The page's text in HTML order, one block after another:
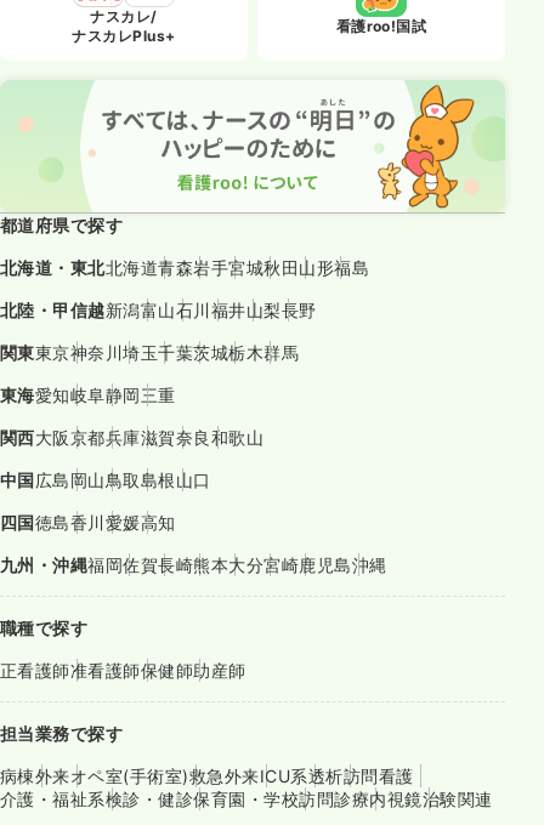
ナスカレ/
ナスカレPlus+
看護roo!国試
都道府県で探す
北海道・東北北海道青森岩手宮城秋田山形福島
北陸・甲信越新潟富山石川福井山梨長野
関東東京神奈川埼玉千葉茨城栃木群馬
東海愛知岐阜静岡三重
関西大阪京都兵庫滋賀奈良和歌山
中国広島岡山鳥取島根山口
四国徳島香川愛媛高知
九州・沖縄福岡佐賀長崎熊本大分宮崎鹿児島沖縄
職種で探す
正看護師准看護師保健師助産師
担当業務で探す
病棟外来オペ室(手術室)救急外来ICU系透析訪問看護
介護・福祉系検診・健診保育園・学校訪問診療内視鏡治験関連